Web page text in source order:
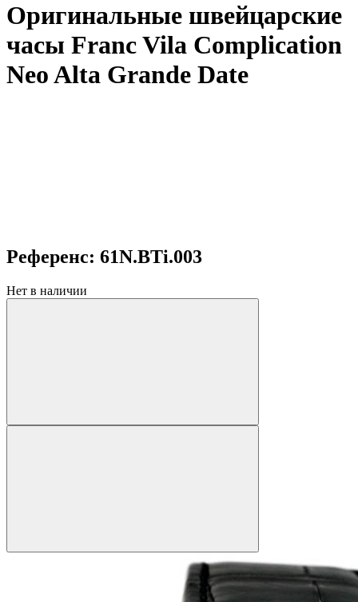
Оригинальные швейцарские
часы Franc Vila Complication
Neo Alta Grande Date
Референс: 61N.BTi.003
Нет в наличии